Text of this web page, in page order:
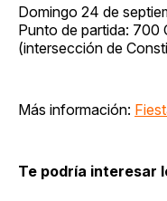
Domingo 24 de
Punto de partida: 700
(intersección de
Más información:
Te podría interesar